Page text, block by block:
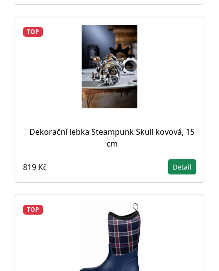
TOP
Dekorační lebka Steampunk Skull kovová, 15
cm
819 Kč Detail
TOP